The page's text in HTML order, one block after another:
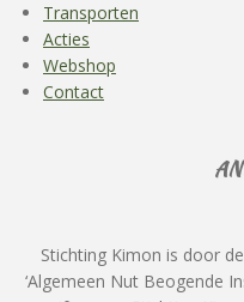
Transporten
Acties
Webshop
Contact
Stichting Kimon is door
‘Algemeen Nut Beogende